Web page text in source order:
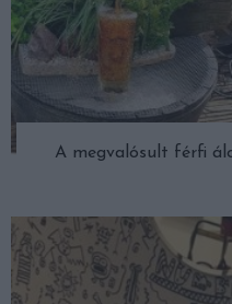
A megvalósult férfi